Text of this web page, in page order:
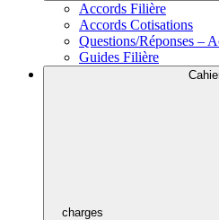
Accords Filière
Accords Cotisations
Questions/Réponses –
Guides Filière
charges